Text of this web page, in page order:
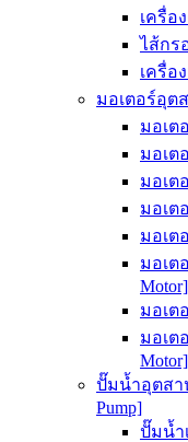
เครื่อ
ไส้กร
เครื่อ
มอเตอร์อุต
มอเต
มอเต
มอเต
มอเต
มอเต
มอเต
Motor]
มอเต
มอเต
Motor]
ปั๊มน้ำอุตสา
Pump]
ปั๊มน้ำ